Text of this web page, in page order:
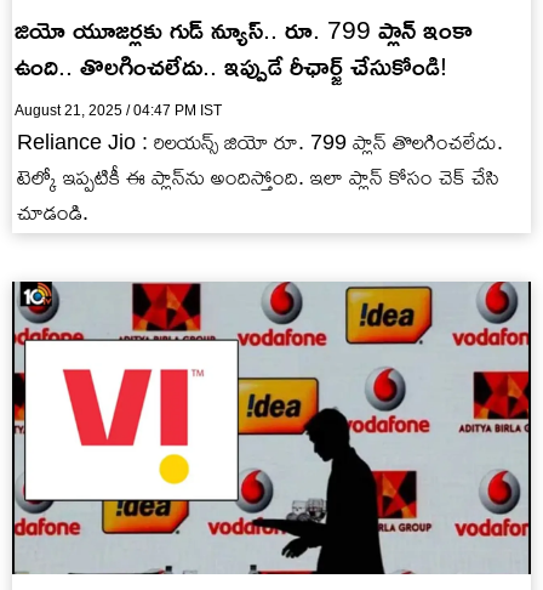
జియో యూజర్లకు గుడ్ న్యూస్.. రూ. 799 ప్లాన్ ఇంకా
ఉంది.. తొలగించలేదు.. ఇప్పుడే రీఛార్జ్ చేసుకోండి!
August 21, 2025 / 04:47 PM IST
Reliance Jio : రిలయన్స్ జియో రూ. 799 ప్లాన్ తొలగించలేదు.
టెల్కో ఇప్పటికీ ఈ ప్లాన్‌ను అందిస్తోంది. ఇలా ప్లాన్ కోసం చెక్ చేసి
చూడండి.